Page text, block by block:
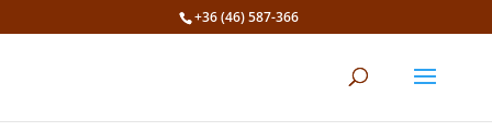
+36 (46) 587-366